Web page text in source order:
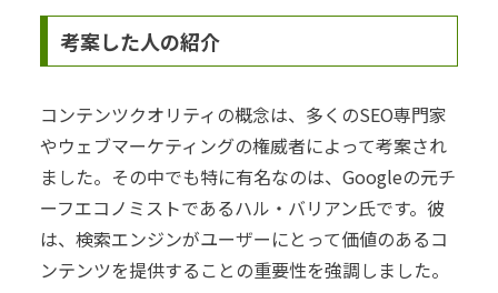
考案した人の紹介
コンテンツクオリティの概念は、多くのSEO専門家
やウェブマーケティングの権威者によって考案され
ました。その中でも特に有名なのは、Googleの元チ
ーフエコノミストであるハル・バリアン氏です。彼
は、検索エンジンがユーザーにとって価値のあるコ
ンテンツを提供することの重要性を強調しました。